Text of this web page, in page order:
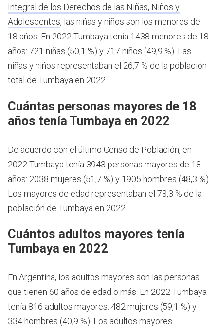
Integral de los Derechos de las Niñas, Niños y
Adolescentes, las niñas y niños son los menores de
18 años. En 2022 Tumbaya tenía 1438 menores de 18
años: 721 niñas (50,1 %) y 717 niños (49,9 %). Las
niñas y niños representaban el 26,7 % de la población
total de Tumbaya en 2022.
Cuántas personas mayores de 18
años tenía Tumbaya en 2022
De acuerdo con el último Censo de Población, en
2022 Tumbaya tenía 3943 personas mayores de 18
años: 2038 mujeres (51,7 %) y 1905 hombres (48,3 %).
Los mayores de edad representaban el 73,3 % de la
población de Tumbaya en 2022.
Cuántos adultos mayores tenía
Tumbaya en 2022
En Argentina, los adultos mayores son las personas
que tienen 60 años de edad o más. En 2022 Tumbaya
tenía 816 adultos mayores: 482 mujeres (59,1 %) y
334 hombres (40,9 %). Los adultos mayores